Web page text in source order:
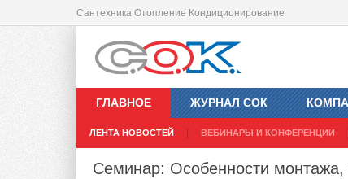
Сантехника Отопление Кондиционирование
ГЛАВНОЕ
ЛЕНТА НОВОСТЕЙ ВЕБИНАРЫ И КОНФЕРЕНЦИИ
ЖУРНАЛ СОК
Семинар: Особенности монтажа,